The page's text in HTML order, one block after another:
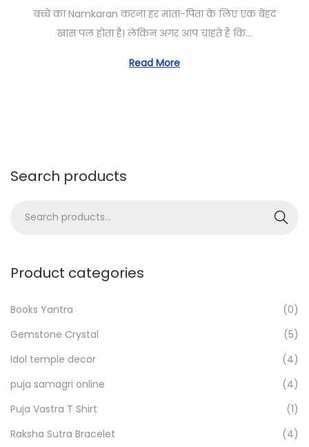
t
i
n
t
r
i
2
बच्चे का Namkaran करना हर माता-पिता के लिए एक बेहद
खास पल होता है। लेकिन अगर आप चाहते हैं कि…
Read More
Search products
r
h
r
:
>
Search
Product categories
Books Yantra
(0)
Gemstone Crystal
(5)
Idol temple decor
(4)
puja samagri online
(4)
Puja Vastra T Shirt
(1)
Raksha Sutra Bracelet
(4)